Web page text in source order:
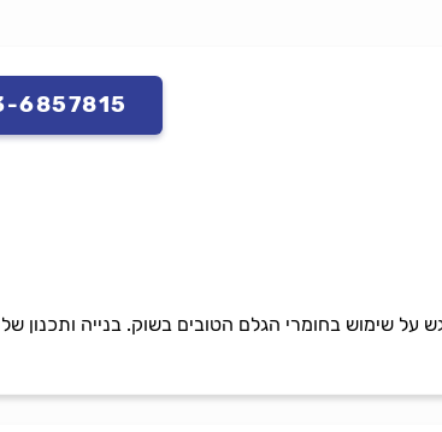
6857815
שימוש בחומרי הגלם הטובים בשוק. בנייה ותכנון